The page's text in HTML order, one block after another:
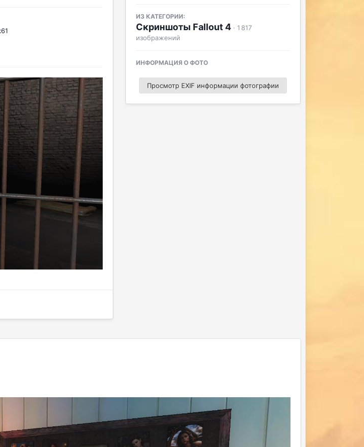
ИЗ КАТЕГОРИИ:
Скриншоты Fallout 4 · 1 817
изображений
ИНФОРМАЦИЯ О ФОТО
Просмотр EXIF информации фотографии